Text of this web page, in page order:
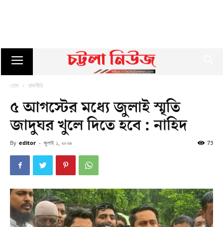
হোম রাজনীতি
৫ আগস্টের মধ্যে জুলাই স্মৃতি
জাদুঘর খুলে দিতে হবে : নাহিদ
By editor - জুলাই ১, ২০২৬ 73